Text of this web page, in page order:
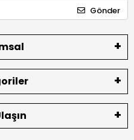
Gönder